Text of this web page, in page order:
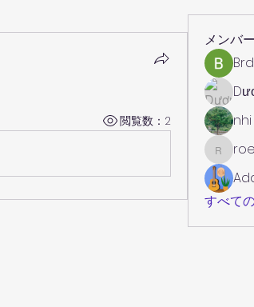
閲覧数：2
メンバ
すべて